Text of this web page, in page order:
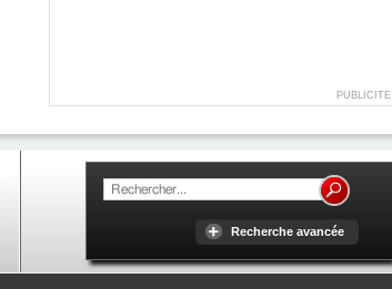
PUBLICITE
Recherche avancée